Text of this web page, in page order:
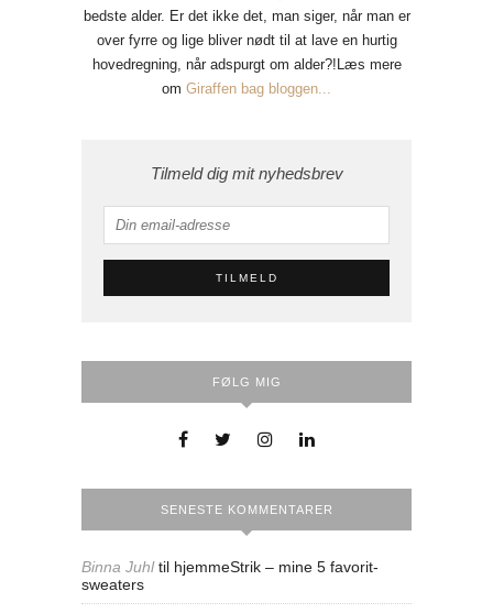
bedste alder. Er det ikke det, man siger, når man er
over fyrre og lige bliver nødt til at lave en hurtig
hovedregning, når adspurgt om alder?!Læs mere
om Giraffen bag bloggen...
Tilmeld dig mit nyhedsbrev
FØLG MIG
SENESTE KOMMENTARER
Binna Juhltil hjemmeStrik – mine 5 favorit-
sweaters